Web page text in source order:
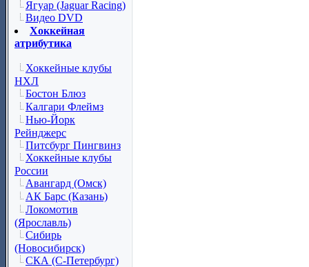
Ягуар (Jaguar Racing)
Видео DVD
Хоккейная
атрибутика
Хоккейные клубы
НХЛ
Бостон Блюз
Калгари Флеймз
Нью-Йорк
Рейнджерс
Питсбург Пингвинз
Хоккейные клубы
России
Авангард (Омск)
АК Барс (Казань)
Локомотив
(Ярославль)
Сибирь
(Новосибирск)
СКА (С-Петербург)